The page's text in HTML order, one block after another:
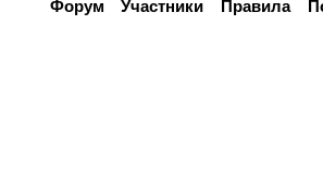
Форум Участники Правила